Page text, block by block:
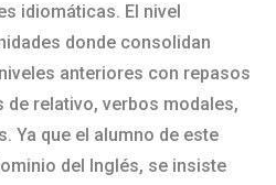
idiomáticas. El nivel
donde consolidan
anteriores con repasos
relativo, verbos modales,
Ya que el alumno de este
del Inglés, se insiste